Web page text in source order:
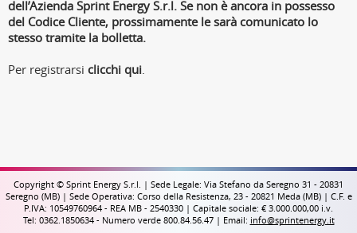
dell’Azienda Sprint Energy S.r.l. Se non è ancora in possesso
del Codice Cliente, prossimamente le sarà comunicato lo
stesso tramite la bolletta.
Per registrarsi clicchi qui.
Copyright © Sprint Energy S.r.l. | Sede Legale: Via Stefano da Seregno 31 - 20831
Seregno (MB) | Sede Operativa: Corso della Resistenza, 23 - 20821 Meda (MB) | C.F. e
P.IVA: 10549760964 - REA MB - 2540330 | Capitale sociale: € 3.000.000,00 i.v.
Tel: 0362.1850634 - Numero verde 800.84.56.47 | Email: info@sprintenergy.it